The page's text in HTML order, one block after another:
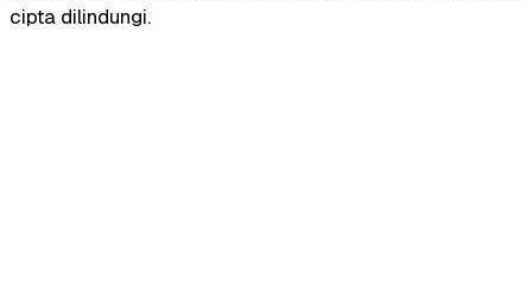
cipta dilindungi.